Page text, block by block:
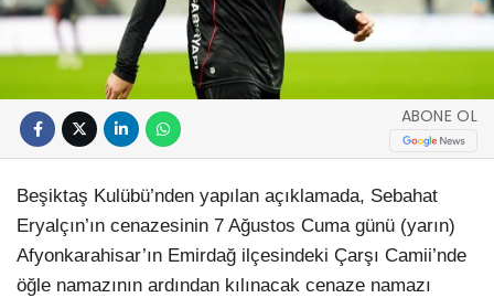
ABONE OL
Beşiktaş Kulübü’nden yapılan açıklamada, Sebahat
Eryalçın’ın cenazesinin 7 Ağustos Cuma günü (yarın)
Afyonkarahisar’ın Emirdağ ilçesindeki Çarşı Camii’nde
öğle namazının ardından kılınacak cenaze namazı